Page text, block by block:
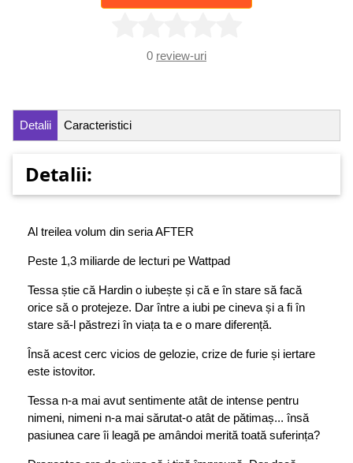
0 review-uri
Detalii Caracteristici
Detalii:
Al treilea volum din seria AFTER
Peste 1,3 miliarde de lecturi pe Wattpad
Tessa știe că Hardin o iubește și că e în stare să facă
orice să o protejeze. Dar între a iubi pe cineva și a fi în
stare să-l păstrezi în viața ta e o mare diferență.
Însă acest cerc vicios de gelozie, crize de furie și iertare
este istovitor.
Tessa n-a mai avut sentimente atât de intense pentru
nimeni, nimeni n-a mai sărutat-o atât de pătimaș... însă
pasiunea care îi leagă pe amândoi merită toată suferința?